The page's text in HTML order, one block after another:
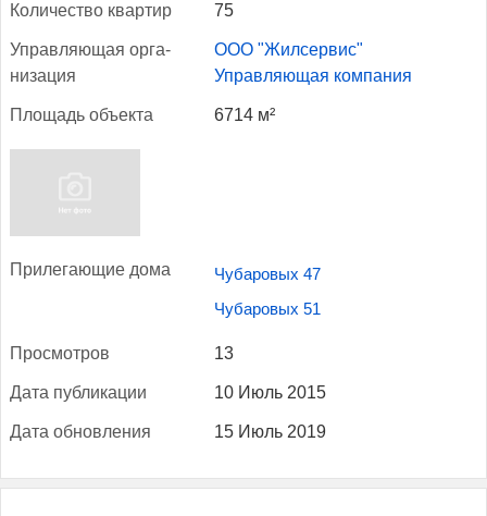
Ко­личес­тво квар­тир 75
Уп­равля­ющая ор­га­
низа­ция
ООО "Жилсервис"
Управляющая компания
Пло­щадь объ­ек­та 6714 м²
При­лега­ющие до­ма Чубаровых 47
Чубаровых 51
Прос­мотров 13
Да­та пуб­ли­кации 10 Июль 2015
Да­та об­новле­ния 15 Июль 2019